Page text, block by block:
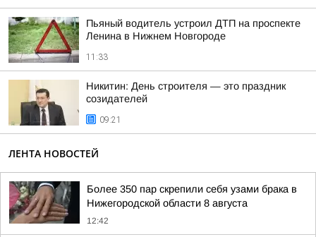
Пьяный водитель устроил ДТП на проспекте
Ленина в Нижнем Новгороде
11:33
Никитин: День строителя — это праздник
созидателей
09:21
ЛЕНТА НОВОСТЕЙ
Более 350 пар скрепили себя узами брака в
Нижегородской области 8 августа
12:42